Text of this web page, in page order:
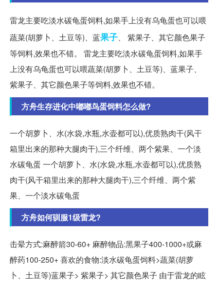
雷龙主要吃淡水碳龟蛋饲料,如果手上没有乌龟蛋也可以喂
蔬菜(胡萝卜、土豆等)、蓝果子、 紫果子、其它颜色果子
等饲料,效果也不错。 雷龙主要吃淡水碳龟蛋饲料,如果手
上没有乌龟蛋也可以喂蔬菜(胡萝卜、土豆等)、蓝果子、
紫果子、其它颜色果子等饲料,效果也不错。
方舟生存进化中嘟嘟鸟蛋饲料怎么做?
一个胡萝卜、水(水袋,水瓶,水壶都可以),优质熟肉干(风干
箱里出来的那种大腿肉干),三个纤维、两个紫果、一个淡
水碳龟蛋 一个胡萝卜、水(水袋,水瓶,水壶都可以),优质熟
肉干(风干箱里出来的那种大腿肉干),三个纤维、两个紫
果、一个淡水碳龟蛋
方舟如何驯服1级雷龙?
击晕方式:麻醉箭30-60+ 麻醉物品:黑果子400-1000+或麻
醉药100-250+ 喜欢的食物:淡水碳龟蛋饲料>蔬菜(胡萝
卜、土豆等)蓝果子> 紫果子> 其它颜色果子 由于雷龙的眩